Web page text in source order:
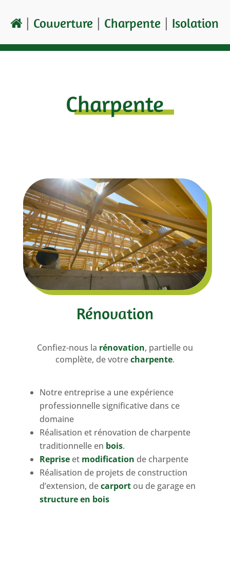
Couverture Charpente Isolation
Charpente
Rénovation
Confiez-nous la rénovation, partielle ou
complète, de votrecharpente.
Notre entreprise a une expérience
professionnelle significative dans ce
domaine
Réalisation et rénovation de charpente
traditionnelle en bois.
Repriseet modification de charpente
Réalisation de projets de construction
d’extension, decarportou de garage en
structure en bois